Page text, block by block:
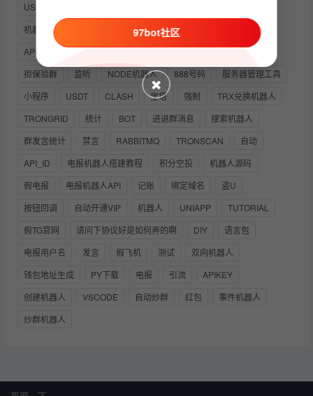
USDT充值
机器人成品
能量机器人
API_HASH
历史消息 频道 TELEGRAM会员
NPM
担保验群
监听 NODE机器人 888号码
服务器管理工具
小程序
USDT CLASH 宝塔 强制
TRX兑换机器人
TRONGRID
统计 BOT 进退群消息
搜索机器人
群发言统计
禁言 RABBITMQ TRONSCAN
自动
API_ID
电报机器人搭建教程 积分空投
机器人源码
假电报
电报机器人API 记账 绑定域名
盗U
按钮回调
自动开通VIP 机器人 UNIAPP
TUTORIAL
假TG官网
请问下协议好是如何弄的啊 DIY
语言包
电报用户名
发言 假飞机 测试
双向机器人
钱包地址生成
PY下载 电报 引流
APIKEY
创建机器人
VSCODE 自动炒群 红包
事件机器人
炒群机器人
97bot社区